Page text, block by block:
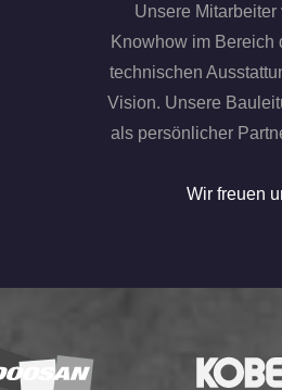
Unsere
Knowhow im Bereich
technischen
Vision. Unsere
als persönlicher
Wir freuen